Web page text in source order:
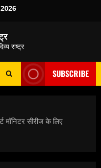
राष्ट्र
SUBSCRIBE
सीरीज के लिए